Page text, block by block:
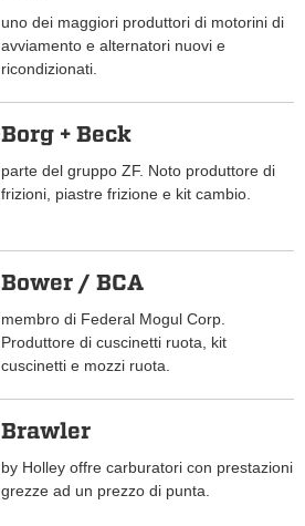
uno dei maggiori produttori di motorini di
avviamento e alternatori nuovi e
ricondizionati.
Borg + Beck
parte del gruppo ZF. Noto produttore di
frizioni, piastre frizione e kit cambio.
Bower / BCA
membro di Federal Mogul Corp.
Produttore di cuscinetti ruota, kit
cuscinetti e mozzi ruota.
Brawler
by Holley offre carburatori con prestazioni
grezze ad un prezzo di punta.